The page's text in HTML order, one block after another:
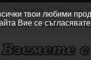
Реклама
1.1542 GBP / BGN
твои любими
Вие се